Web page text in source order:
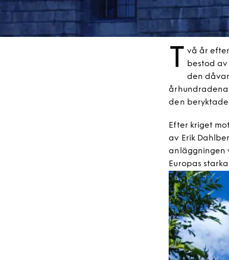
T
vå år
bestod
den
århundradena
den beryktade
Efter kriget
av Erik
anläggningen
Europas